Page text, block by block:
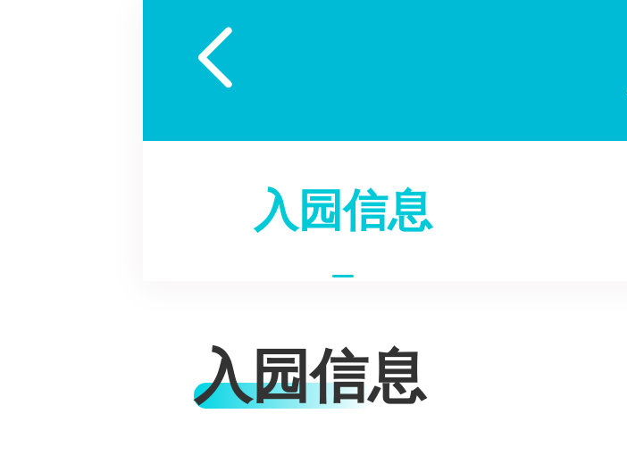

入园信息
入园信息